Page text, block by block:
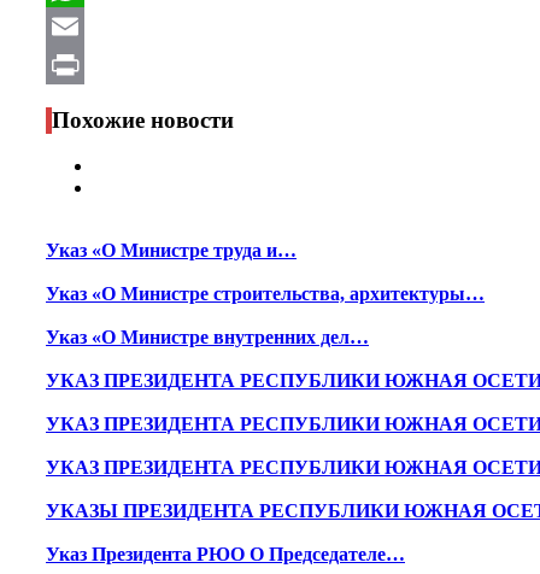
WhatsApp
Email
Print
Похожие новости
Указ «О Министре труда и…
Указ «О Министре строительства, архитектуры…
Указ «О Министре внутренних дел…
УКАЗ ПРЕЗИДЕНТА РЕСПУБЛИКИ ЮЖНАЯ
УКАЗ ПРЕЗИДЕНТА РЕСПУБЛИКИ ЮЖНАЯ
УКАЗ ПРЕЗИДЕНТА РЕСПУБЛИКИ ЮЖНАЯ
УКАЗЫ ПРЕЗИДЕНТА РЕСПУБЛИКИ ЮЖНАЯ
Указ Президента РЮО О Председателе…